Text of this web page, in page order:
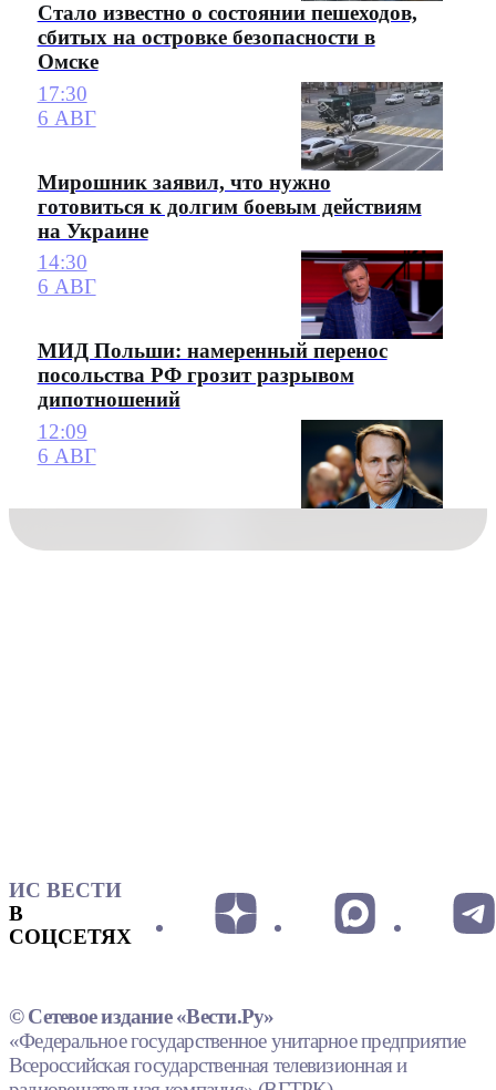
Стало известно о состоянии пешеходов,
сбитых на островке безопасности в
Омске
17:30
6 АВГ
Мирошник заявил, что нужно
готовиться к долгим боевым действиям
на Украине
14:30
6 АВГ
МИД Польши: намеренный перенос
посольства РФ грозит разрывом
дипотношений
12:09
6 АВГ
ИС ВЕСТИ
В
СОЦСЕТЯХ
© Сетевое издание «Вести.Ру»
«Федеральное государственное унитарное предприятие
Всероссийская государственная телевизионная и